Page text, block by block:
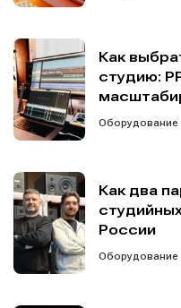
Как
студию:
Оборудование
Как два
России
Оборудование